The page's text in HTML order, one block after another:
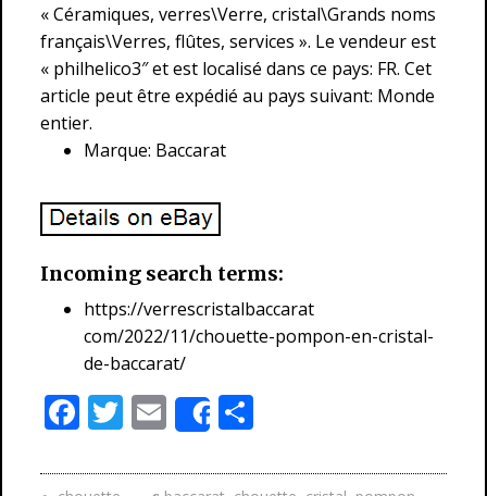
« Céramiques, verres\Verre, cristal\Grands noms
français\Verres, flûtes, services ». Le vendeur est
« philhelico3″ et est localisé dans ce pays: FR. Cet
article peut être expédié au pays suivant: Monde
entier.
Marque: Baccarat
Incoming search terms:
https://verrescristalbaccarat
com/2022/11/chouette-pompon-en-cristal-
de-baccarat/
F
ac
e
T
w
itt
E
m
ai
Share
ta